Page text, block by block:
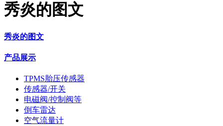
秀炎的图文
秀炎的图文
产品展示
TPMS胎压传感器
传感器/开关
电磁阀/控制阀等
倒车雷达
空气流量计